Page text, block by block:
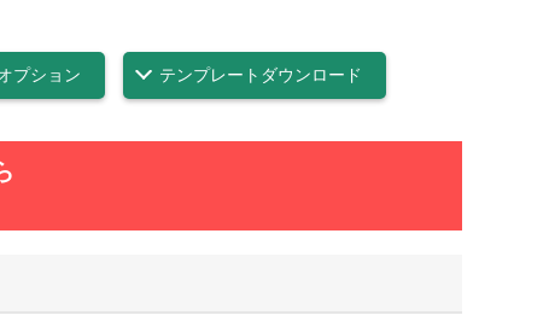
プション テンプレートダウンロード